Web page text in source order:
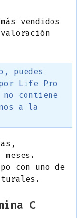
vendidos
puedes
Life Pro
contiene
a la
con uno de
C